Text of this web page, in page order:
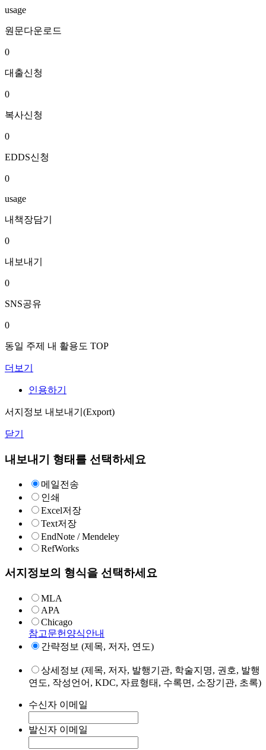
usage
원문다운로드
0
대출신청
0
복사신청
0
EDDS신청
0
usage
내책장담기
0
내보내기
0
SNS공유
0
동일 주제 내 활용도 TOP
더보기
인용하기
서지정보 내보내기(Export)
닫기
내보내기 형태를 선택하세요
메일전송
인쇄
Excel저장
Text저장
EndNote / Mendeley
RefWorks
서지정보의 형식을 선택하세요
MLA
APA
Chicago
참고문헌양식안내
간략정보 (제목, 저자, 연도)
상세정보 (제목, 저자, 발행기관, 학술지명, 권호, 발행
연도, 작성언어, KDC, 자료형태, 수록면, 소장기관, 초록)
수신자 이메일
발신자 이메일